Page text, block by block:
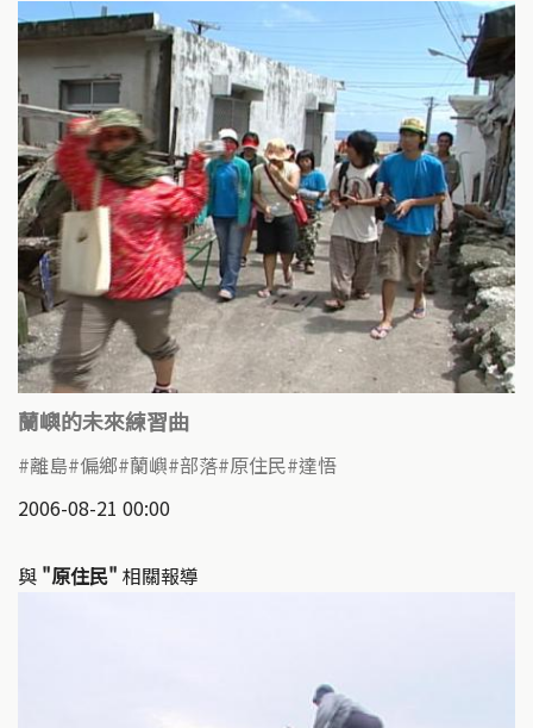
蘭嶼的未來練習曲
離島 偏鄉 蘭嶼 部落 原住民 達悟
2006-08-21 00:00
與 "原住民" 相關報導